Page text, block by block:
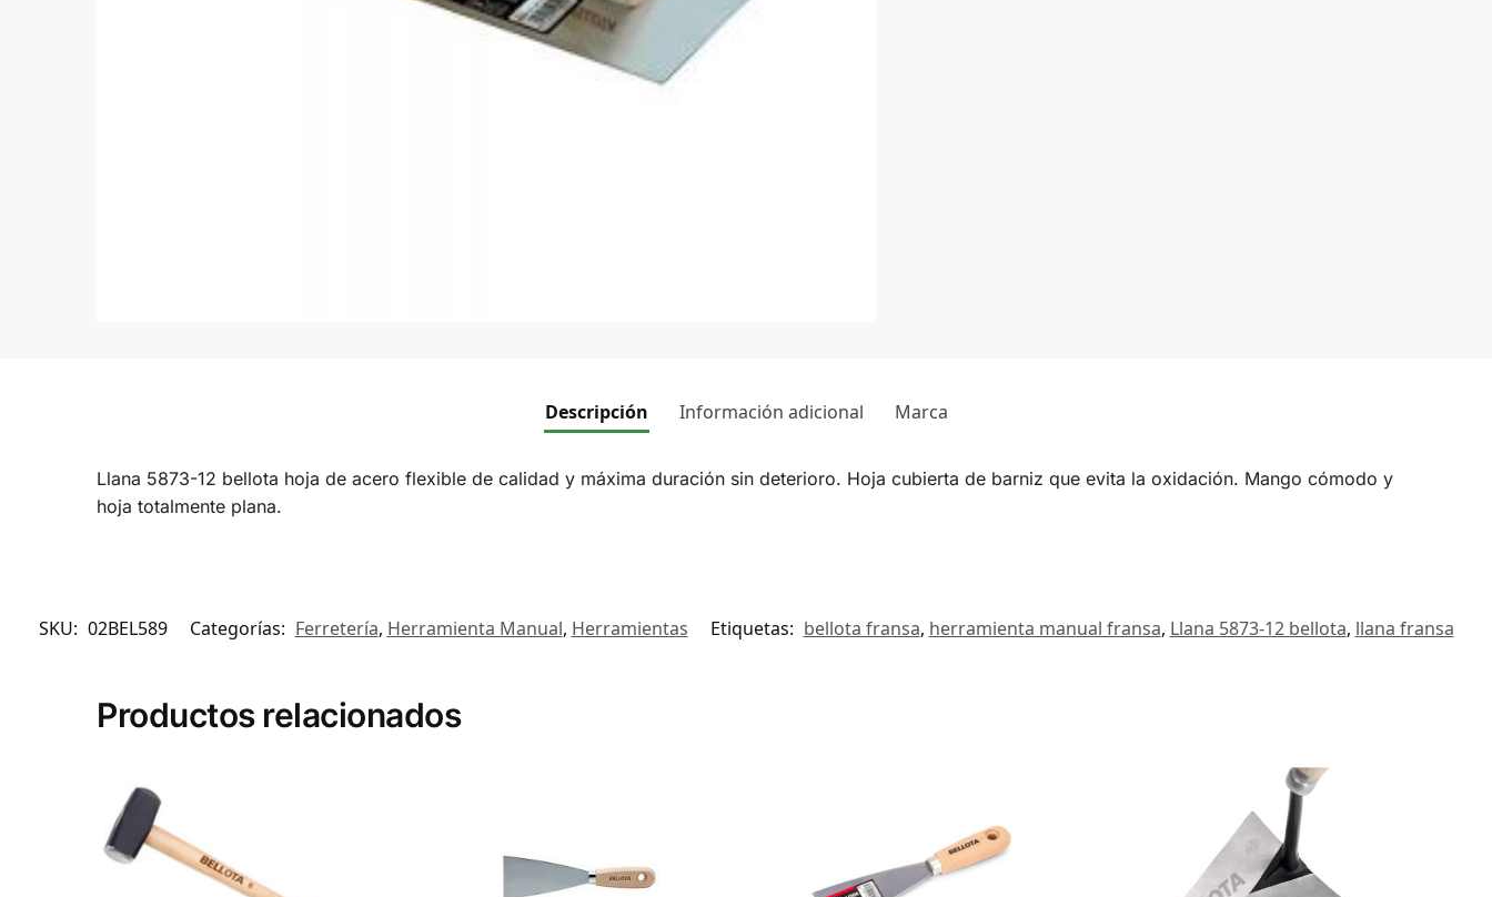
Descripción Información adicional Marca
Llana 5873-12 bellota hoja de acero flexible de calidad y máxima duración sin deterioro. Hoja cubierta de barniz que evita la oxidación. Mango cómodo y
hoja totalmente plana.
SKU: 02BEL589 Categorías: Ferretería, Herramienta Manual, Herramientas Etiquetas: bellota fransa, herramienta manual fransa, Llana 5873-12 bellota, llana fransa
Productos relacionados